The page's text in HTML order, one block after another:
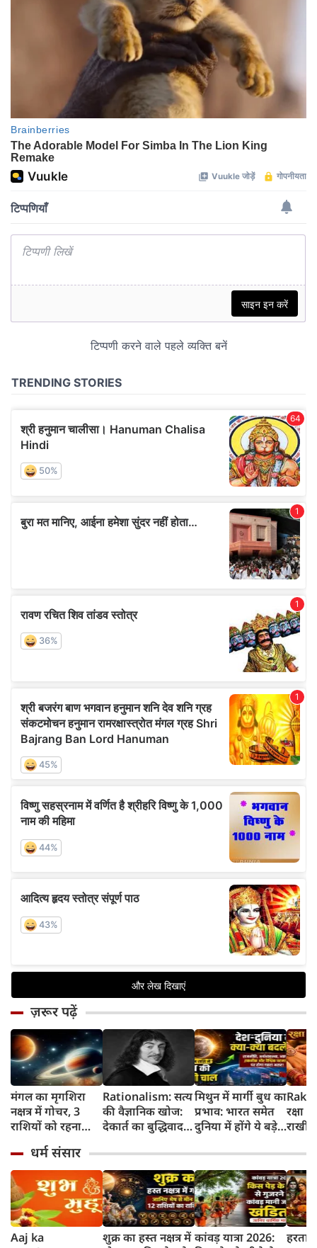
ज़रूर पढ़ें
मंगल का मृगशिरा
नक्षत्र में गोचर, 3
राशियों को रहना
होगा 12 अगस्त तक
सावधान
Rationalism: सत्य
की वैज्ञानिक खोज:
देकार्त का बुद्धिवाद
का जन्म
मिथुन में मार्गी बुध का
प्रभाव: भारत समेत
दुनिया में होंगे ये बड़े
रक्षा
राखी
धर्म संसार
Aaj ka
शुक्र का हस्त नक्षत्र में कांवड़ यात्रा 2026: